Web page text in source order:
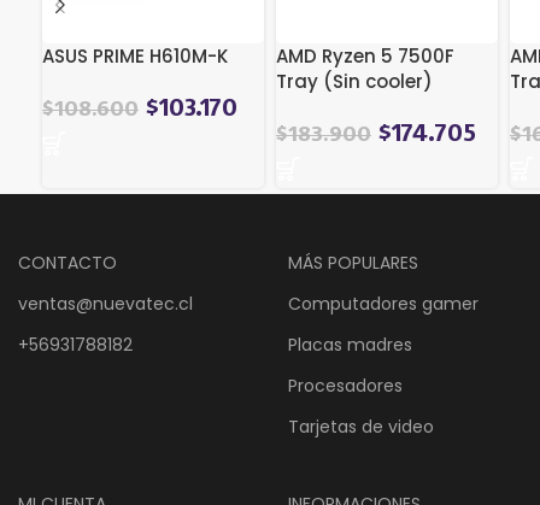
ASUS PRIME H610M-K
$108.600 $103.170
AMD Ryzen 5 7500F
Tray (Sin cooler)
$183.900 $174.705 $
CONTACTO
ventas@nuevatec.cl
+56931788182
MÁS POPULARES
Computadores gamer
Placas madres
Procesadores
Tarjetas de video